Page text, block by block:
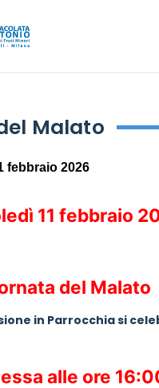
Malato
febbraio 2026
11 febbraio
del Malato
in Parrocchia si
alle ore